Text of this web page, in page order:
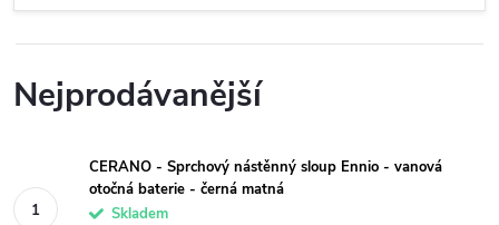
Nejprodávanější
CERANO - Sprchový nástěnný sloup Ennio - vanová
otočná baterie - černá matná
Skladem